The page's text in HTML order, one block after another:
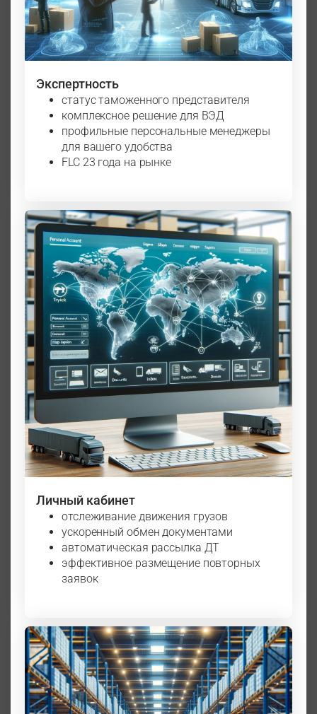
Экспертность
статус таможенного представителя
комплексное решение для ВЭД
профильные персональные менеджеры
для вашего удобства
FLC 23 года на рынке
Личный кабинет
отслеживание движения грузов
ускоренный обмен документами
автоматическая рассылка ДТ
эффективное размещение повторных
заявок